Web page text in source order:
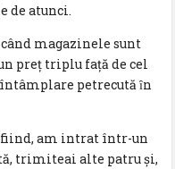
de atunci.
magazinele sunt
preț triplu față de cel
petrecută ȋn
fiind, am intrat într-un
trimiteai alte patru și,